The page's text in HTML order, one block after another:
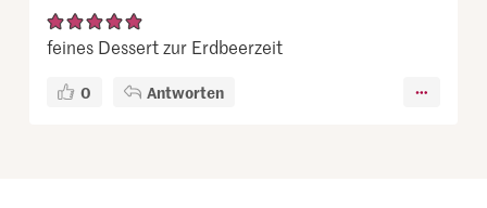
feines Dessert zur Erdbeerzeit
0 Antworten